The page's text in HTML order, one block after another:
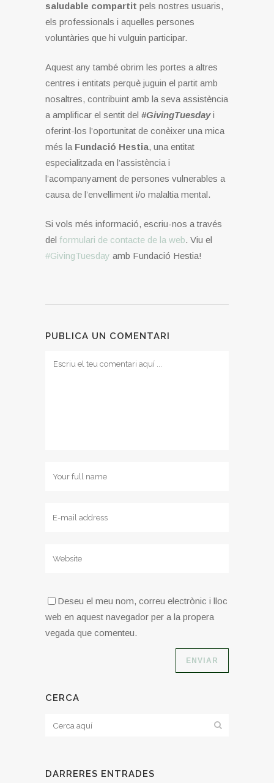
saludable compartit pels nostres usuaris,
els professionals i aquelles persones
voluntàries que hi vulguin participar.
Aquest any també obrim les portes a altres
centres i entitats perquè juguin el partit amb
nosaltres, contribuint amb la seva assistència
a amplificar el sentit del #GivingTuesdayi
oferint-los l’oportunitat de conèixer una mica
més la Fundació Hestia, una entitat
especialitzada en l’assistència i
l’acompanyament de persones vulnerables a
causa de l’envelliment i/o malaltia mental.
Si vols més informació, escriu-nos a través
del formulari de contacte de la web. Viu el
#GivingTuesday amb Fundació Hestia!
PUBLICA UN COMENTARI
Deseu el meu nom, correu electrònic i lloc
web en aquest navegador per a la propera
vegada que comenteu.
CERCA
DARRERES ENTRADES